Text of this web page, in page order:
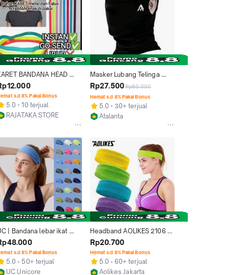
BANDANA HEAD
OLAHRAGA MINI HAIR
ANTI SLIP
s.d 8% Pakai Bonus
5.0
10 terjual
RAJATAKA STORE
Masker Lubang Telinga
Untuk Berkendara Dan
Pelindung Wajah Dari Sinar
UV
Rp27.500Rp60.000
Hemat s.d 8% Pakai Bonus
5.0
30+ terjual
Atalanta
| Bandana lebar ikat
sport olahraga yoga
fitness
s.d 8% Pakai Bonus
5.0
50+ terjual
UC.Unicore
Headband AOLIKES 2106
Bandana Handuk Elastis
Aksesoris Kepala Olahraga
Rp20.700
Hemat s.d 8% Pakai Bonus
5.0
60+ terjual
Aolikes Jakarta